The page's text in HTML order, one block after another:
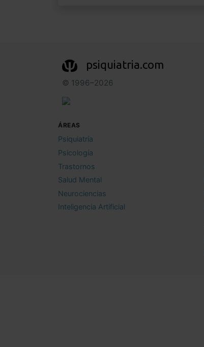
psiquiatria.com
© 1996–2026
ÁREAS
Psiquiatría
Psicología
Trastornos
Salud Mental
Neurociencias
Inteligencia Artificial